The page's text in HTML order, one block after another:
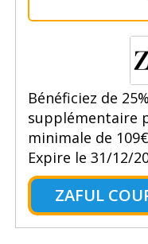
Bénéficiez de
supplémentaire
minimale de
Expire le 31/12/
ZAFUL